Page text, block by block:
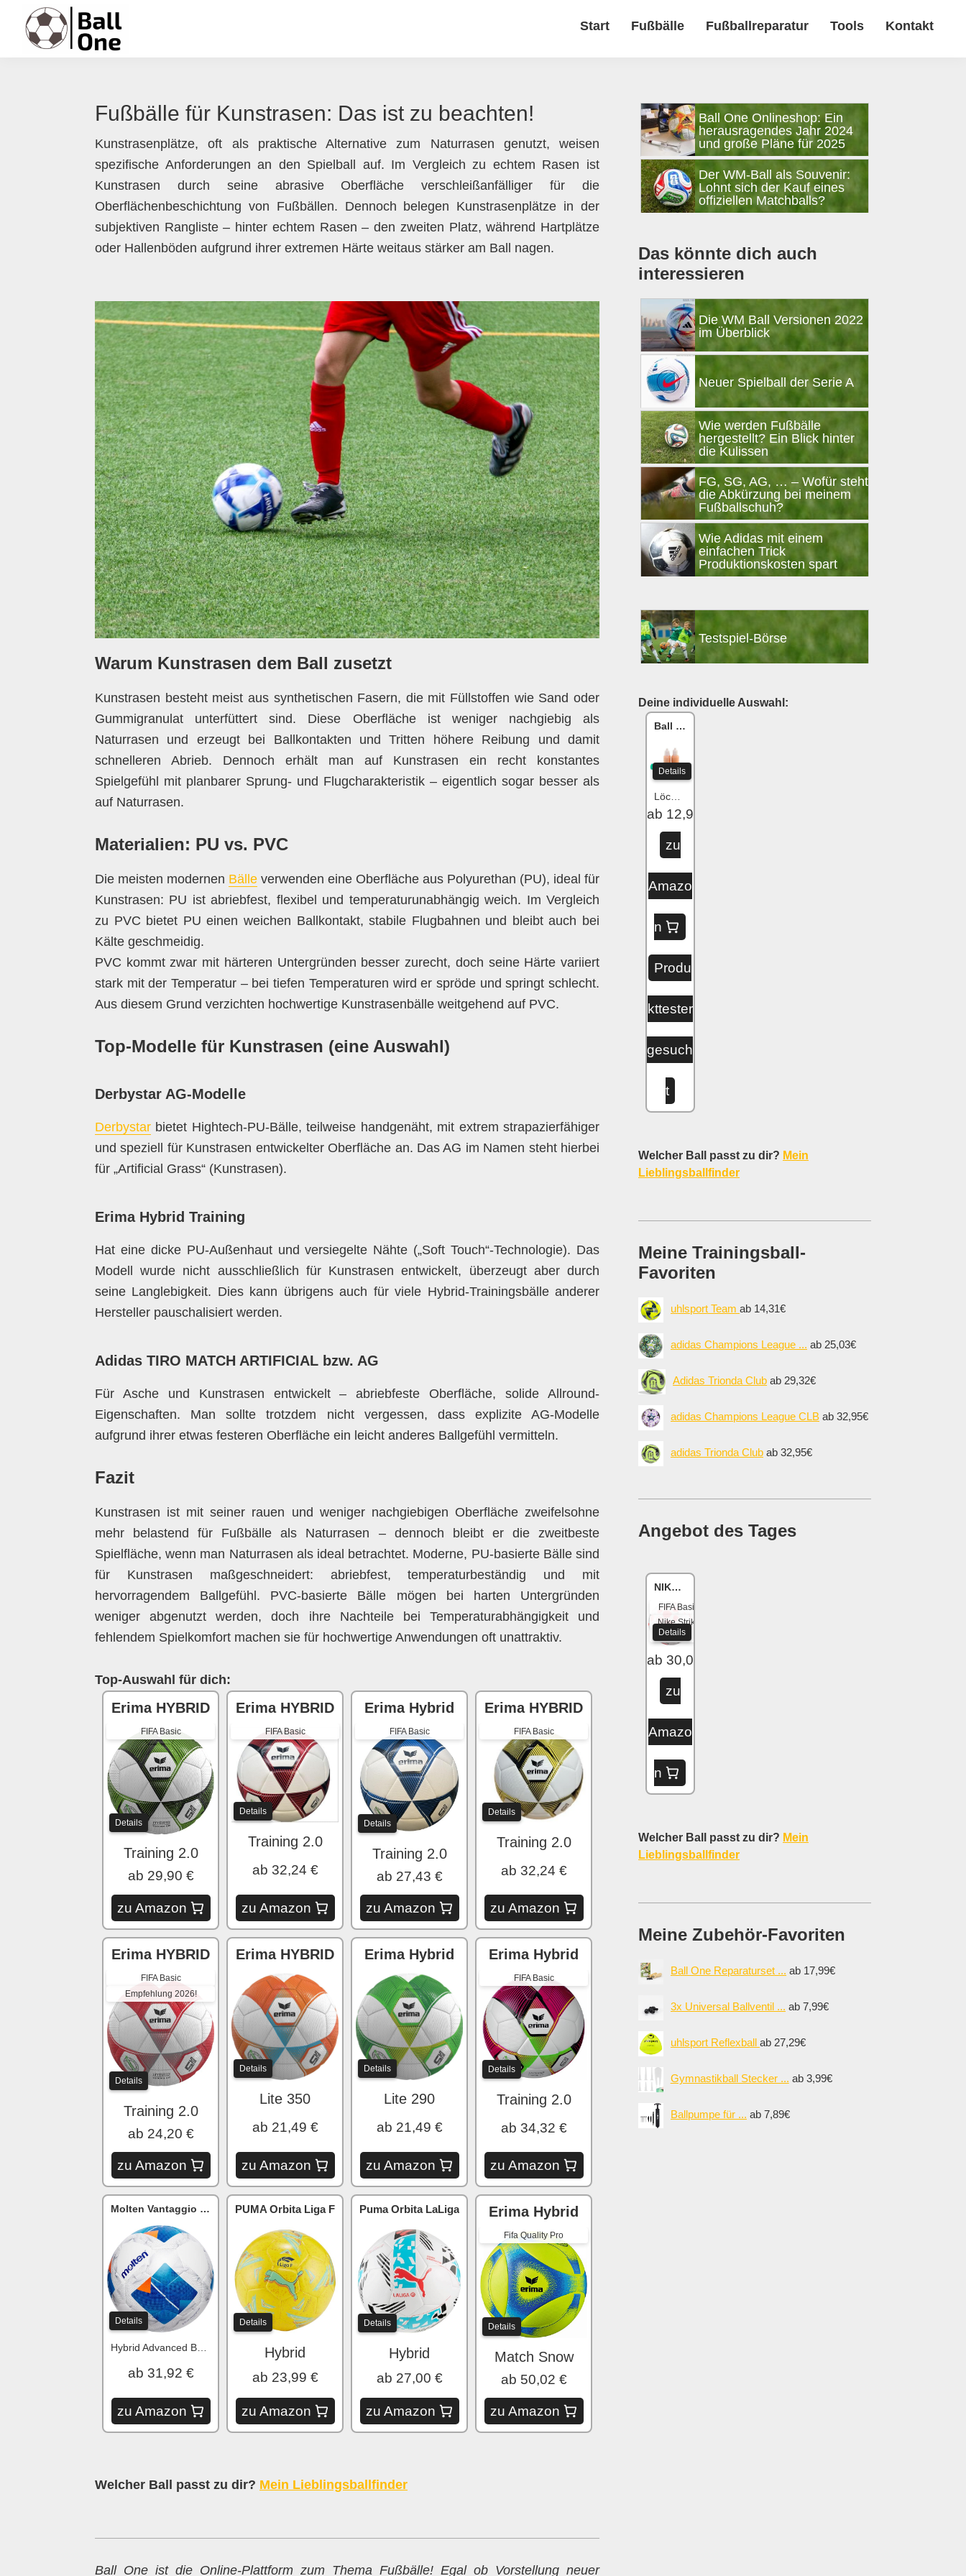
Hauptnavigation
springen
Inhalt
springen
Seitenspalte
springen
Fußzeile
springen
Start Fußbälle Fußballreparatur Tools Kontakt
Fußbälle für Kunstrasen: Das ist zu beachten!
Kunstrasenplätze, oft als praktische Alternative zum Naturrasen genutzt, weisen
spezifische Anforderungen an den Spielball auf. Im Vergleich zu echtem Rasen ist
Kunstrasen durch seine abrasive Oberfläche verschleißanfälliger für die
Oberflächenbeschichtung von Fußbällen. Dennoch belegen Kunstrasenplätze in der
subjektiven Rangliste – hinter echtem Rasen – den zweiten Platz, während Hartplätze
oder Hallenböden aufgrund ihrer extremen Härte weitaus stärker am Ball nagen.
Warum Kunstrasen dem Ball zusetzt
Kunstrasen besteht meist aus synthetischen Fasern, die mit Füllstoffen wie Sand oder
Gummigranulat unterfüttert sind. Diese Oberfläche ist weniger nachgiebig als
Naturrasen und erzeugt bei Ballkontakten und Tritten höhere Reibung und damit
schnelleren Abrieb. Dennoch erhält man auf Kunstrasen ein recht konstantes
Spielgefühl mit planbarer Sprung- und Flugcharakteristik – eigentlich sogar besser als
auf Naturrasen.
Materialien: PU vs. PVC
Die meisten modernen Bälle verwenden eine Oberfläche aus Polyurethan (PU), ideal für
Kunstrasen: PU ist abriebfest, flexibel und temperaturunabhängig weich. Im Vergleich
zu PVC bietet PU einen weichen Ballkontakt, stabile Flugbahnen und bleibt auch bei
Kälte geschmeidig.
PVC kommt zwar mit härteren Untergründen besser zurecht, doch seine Härte variiert
stark mit der Temperatur – bei tiefen Temperaturen wird er spröde und springt schlecht.
Aus diesem Grund verzichten hochwertige Kunstrasenbälle weitgehend auf PVC.
Top-Modelle für Kunstrasen (eine Auswahl)
Derbystar AG-Modelle
Derbystar bietet Hightech‑PU‑Bälle, teilweise handgenäht, mit extrem strapazierfähiger
und speziell für Kunstrasen entwickelter Oberfläche an. Das AG im Namen steht hierbei
für „Artificial Grass“ (Kunstrasen).
Erima Hybrid Training
Hat eine dicke PU-Außenhaut und versiegelte Nähte („Soft Touch“-Technologie). Das
Modell wurde nicht ausschließlich für Kunstrasen entwickelt, überzeugt aber durch
seine Langlebigkeit. Dies kann übrigens auch für viele Hybrid-Trainingsbälle anderer
Hersteller pauschalisiert werden.
Adidas TIRO MATCH ARTIFICIAL bzw. AG
Für Asche und Kunstrasen entwickelt – abriebfeste Oberfläche, solide Allround-
Eigenschaften. Man sollte trotzdem nicht vergessen, dass explizite AG-Modelle
aufgrund ihrer etwas festeren Oberfläche ein leicht anderes Ballgefühl vermitteln.
Fazit
Kunstrasen ist mit seiner rauen und weniger nachgiebigen Oberfläche zweifelsohne
mehr belastend für Fußbälle als Naturrasen – dennoch bleibt er die zweitbeste
Spielfläche, wenn man Naturrasen als ideal betrachtet. Moderne, PU-basierte Bälle sind
für Kunstrasen maßgeschneidert: abriebfest, temperaturbeständig und mit
hervorragendem Ballgefühl. PVC-basierte Bälle mögen bei harten Untergründen
weniger abgenutzt werden, doch ihre Nachteile bei Temperaturabhängigkeit und
fehlendem Spielkomfort machen sie für hochwertige Anwendungen oft unattraktiv.
Top-Auswahl für dich:
Erima HYBRID
FIFA Basic
Details
Training 2.0
ab 29,90 €
zu Amazon
Erima HYBRID
FIFA Basic
Details
Training 2.0
ab 32,24 €
zu Amazon
Erima Hybrid
FIFA Basic
Details
Training 2.0
ab 27,43 €
zu Amazon
Erima HYBRID
FIFA Basic
Details
Training 2.0
ab 32,24 €
zu Amazon
Erima HYBRID
FIFA Basic
Empfehlung 2026!
Details
Training 2.0
ab 24,20 €
zu Amazon
Erima HYBRID
Details
Lite 350
ab 21,49 €
zu Amazon
Erima Hybrid
Details
Lite 290
ab 21,49 €
zu Amazon
Erima Hybrid
FIFA Basic
Details
Training 2.0
ab 34,32 €
zu Amazon
Molten Vantaggio 3150
Details
ab 31,92 €
zu Amazon
PUMA Orbita Liga F
Details
Hybrid
ab 23,99 €
zu Amazon
Puma Orbita LaLiga
Details
Hybrid
ab 27,00 €
zu Amazon
Erima Hybrid
Fifa Quality Pro
Details
Match Snow
ab 50,02 €
zu Amazon
Welcher Ball passt zu dir? Mein Lieblingsballfinder
Ball One ist die Online-Plattform zum Thema Fußbälle! Egal ob Vorstellung neuer
SeitenspalteBall One Onlineshop: Ein
herausragendes Jahr 2024
und große Pläne für 2025
Der WM-Ball als Souvenir:
Lohnt sich der Kauf eines
offiziellen Matchballs?
Das könnte dich auch
interessieren
Die WM Ball Versionen 2022
im Überblick
Neuer Spielball der Serie A
Wie werden Fußbälle
hergestellt? Ein Blick hinter
die Kulissen
FG, SG, AG, … – Wofür steht
die Abkürzung bei meinem
Fußballschuh?
Wie Adidas mit einem
einfachen Trick
Produktionskosten spart
Testspiel-Börse
Deine individuelle Auswahl:
Ball One Reparaturset
Details
ab 12,99 €
zu
Amazo
n
Produ
kttester
gesuch
t
Welcher Ball passt zu dir? Mein
Lieblingsballfinder
Meine Trainingsball-
Favoriten
uhlsport Team ab 14,31€
adidas Champions League ... ab 25,03€
Adidas Trionda Club ab 29,32€
adidas Champions League CLB ab 32,95€
adidas Trionda Club ab 32,95€
Angebot des Tages
NIKE Academy
FIFA Basic
Nike Strike
2020
Details
ab 30,04 €
zu
Amazo
n
Welcher Ball passt zu dir? Mein
Lieblingsballfinder
Meine Zubehör-Favoriten
Ball One Reparaturset ... ab 17,99€
3x Universal Ballventil ... ab 7,99€
uhlsport Reflexball ab 27,29€
Gymnastikball Stecker ... ab 3,99€
Ballpumpe für ... ab 7,89€